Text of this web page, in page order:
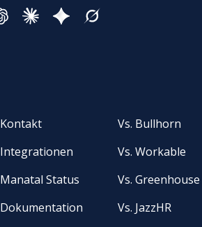
Kontakt
Integrationen
Manatal Status
Dokumentation
Vs. Bullhorn
Vs. Workable
Vs. Greenhouse
Vs. JazzHR